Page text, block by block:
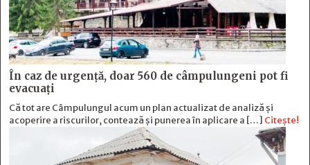
În caz de urgență, doar 560 de câmpulungeni pot fi
evacuați
Că tot are Câmpulungul acum un plan actualizat de analiză și
acoperire a riscurilor, contează și punerea în aplicare a […] Citește!